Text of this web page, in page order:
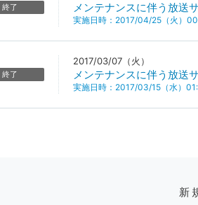
終了 メンテナンスに伴う放送
実施日時：2017/04/25（火）
終了
2017/03/07（火）
メンテナンスに伴う放送
実施日時：2017/03/15（水）
新